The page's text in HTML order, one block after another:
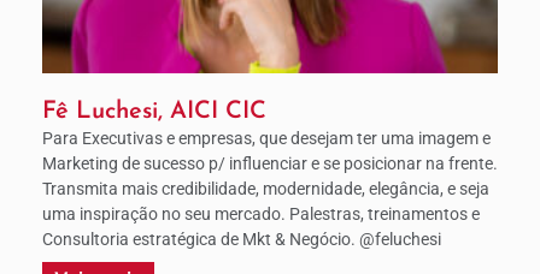
Fê Luchesi, AICI CIC
Para Executivas e empresas, que desejam ter uma imagem e
Marketing de sucesso p/ influenciar e se posicionar na frente.
Transmita mais credibilidade, modernidade, elegância, e seja
uma inspiração no seu mercado. Palestras, treinamentos e
Consultoria estratégica de Mkt & Negócio. @feluchesi